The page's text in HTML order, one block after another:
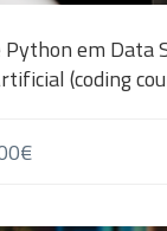
em Data
(coding